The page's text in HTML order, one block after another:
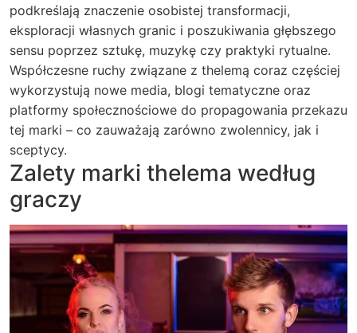
podkreślają znaczenie osobistej transformacji,
eksploracji własnych granic i poszukiwania głębszego
sensu poprzez sztukę, muzykę czy praktyki rytualne.
Współczesne ruchy związane z thelemą coraz częściej
wykorzystują nowe media, blogi tematyczne oraz
platformy społecznościowe do propagowania przekazu
tej marki – co zauważają zarówno zwolennicy, jak i
sceptycy.
Zalety marki thelema według
graczy